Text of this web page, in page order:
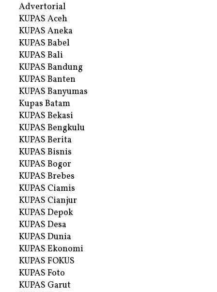
Advertorial
KUPAS Aceh
KUPAS Aneka
KUPAS Babel
KUPAS Bali
KUPAS Bandung
KUPAS Banten
KUPAS Banyumas
Kupas Batam
KUPAS Bekasi
KUPAS Bengkulu
KUPAS Berita
KUPAS Bisnis
KUPAS Bogor
KUPAS Brebes
KUPAS Ciamis
KUPAS Cianjur
KUPAS Depok
KUPAS Desa
KUPAS Dunia
KUPAS Ekonomi
KUPAS FOKUS
KUPAS Foto
KUPAS Garut